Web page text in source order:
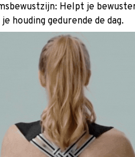
Helpt je
je houding gedurende de dag.